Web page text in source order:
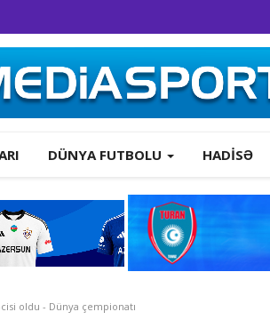
DÜNYA FUTBOLU HADISƏ
oldu - Dünya çempionatı